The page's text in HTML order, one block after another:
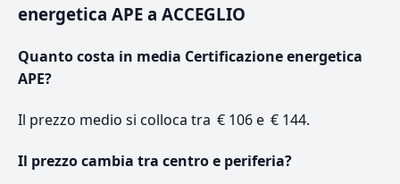
energetica APE a ACCEGLIO
Quanto costa in media Certificazione energetica
APE?
Il prezzo medio si colloca tra € 106 e € 144.
Il prezzo cambia tra centro e periferia?